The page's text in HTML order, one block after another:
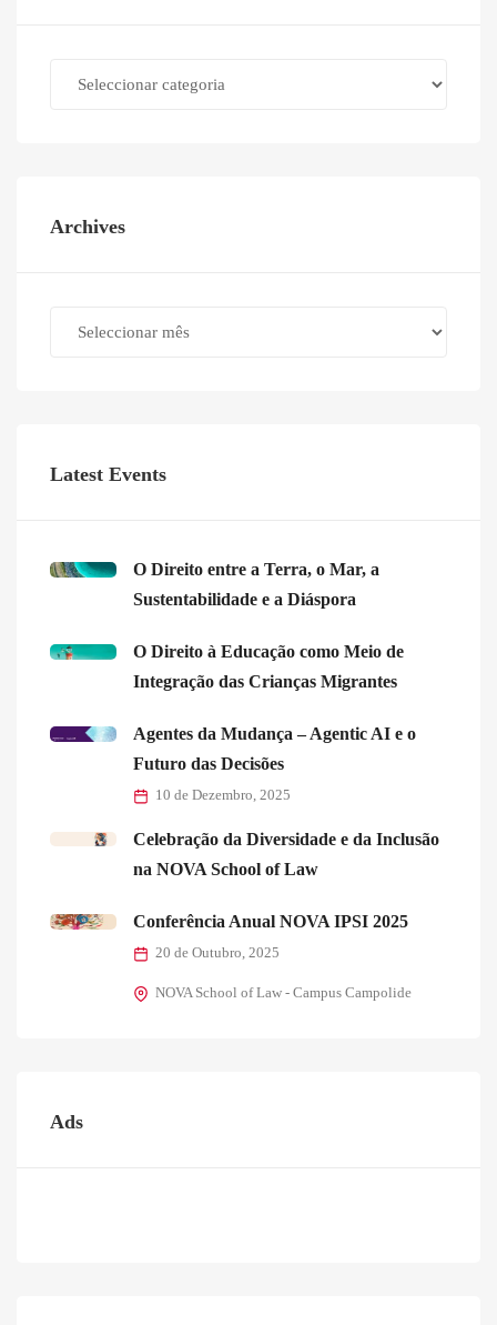
Archives
Latest Events
O Direito entre a Terra, o Mar, a
Sustentabilidade e a Diáspora
O Direito à Educação como Meio de
Integração das Crianças Migrantes
Agentes da Mudança – Agentic AI e o
Futuro das Decisões
10 de Dezembro, 2025
Celebração da Diversidade e da Inclusão
na NOVA School of Law
Conferência Anual NOVA IPSI 2025
20 de Outubro, 2025
NOVA School of Law - Campus Campolide
Ads